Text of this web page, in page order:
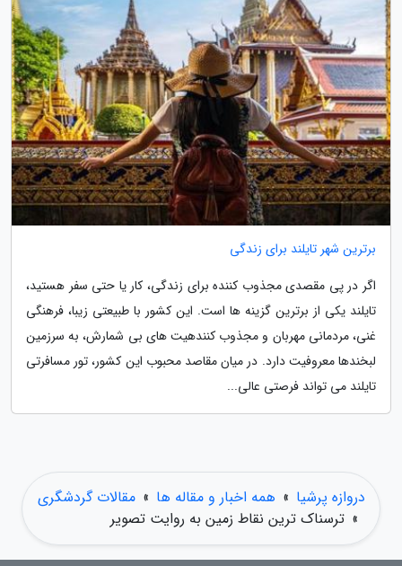
برترین شهر تایلند برای زندگی
اگر در پی مقصدی مجذوب کننده برای زندگی، کار یا حتی سفر هستید،
تایلند یکی از برترین گزینه ها است. این کشور با طبیعتی زیبا، فرهنگی
غنی، مردمانی مهربان و مجذوب کنندهیت های بی شمارش، به سرزمین
لبخندها معروفیت دارد. در میان مقاصد محبوب این کشور، تور مسافرتی
تایلند می تواند فرصتی عالی...
دروازه پرشیا » همه اخبار و مقاله ها » مقالات گردشگری
» ترسناک ترین نقاط زمین به روایت تصویر